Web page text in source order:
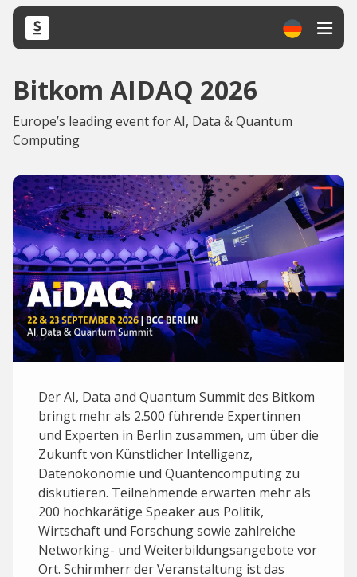
Bitkom AIDAQ 2026
Europe’s leading event for AI, Data & Quantum
Computing
Der AI, Data and Quantum Summit des Bitkom
bringt mehr als 2.500 führende Expertinnen
und Experten in Berlin zusammen, um über die
Zukunft von Künstlicher Intelligenz,
Datenökonomie und Quantencomputing zu
diskutieren. Teilnehmende erwarten mehr als
200 hochkarätige Speaker aus Politik,
Wirtschaft und Forschung sowie zahlreiche
Networking- und Weiterbildungsangebote vor
Ort. Schirmherr der Veranstaltung ist das